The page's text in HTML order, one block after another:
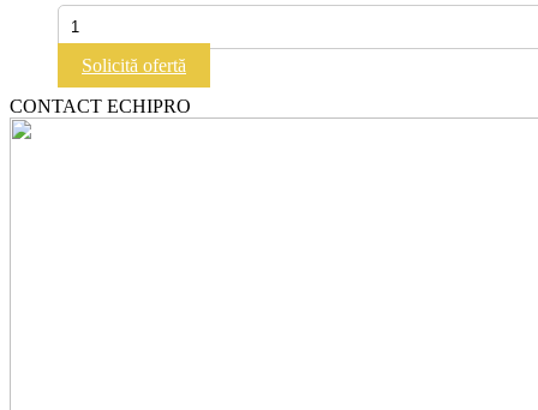
Cantitate
MIXER
|
Solicită ofertă
CONTACT ECHIPRO